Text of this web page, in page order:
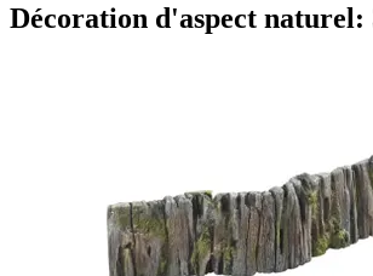
Décoration d'aspect naturel: